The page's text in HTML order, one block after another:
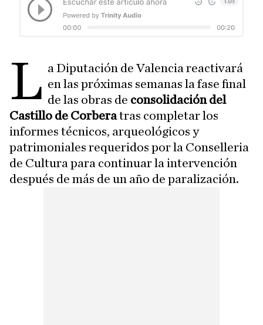
L a Diputación de Valencia reactivará
en las próximas semanas la fase final
de las obras de consolidación del
Castillo de Corberatras completar los
informes técnicos, arqueológicos y
patrimoniales requeridos por la Conselleria
de Cultura para continuar la intervención
después de más de un año de paralización.